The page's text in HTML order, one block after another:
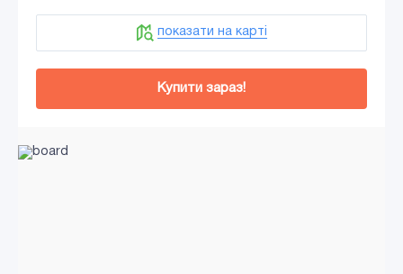
показати на карті
Купити зараз!